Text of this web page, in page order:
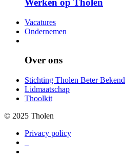
Werken op Tholen
Vacatures
Ondernemen
Over ons
Stichting Tholen Beter Bekend
Lidmaatschap
Thoolkit
© 2025 Tholen
Privacy policy